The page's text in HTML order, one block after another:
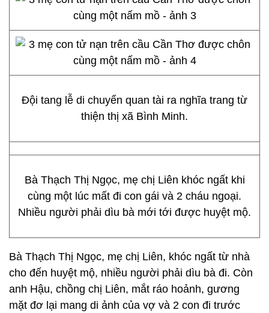
Đội tang lễ di chuyển quan tài ra nghĩa trang từ
thiện thị xã Bình Minh.
Bà Thạch Thị Ngọc, mẹ chị Liên khóc ngất khi
cùng một lúc mất đi con gái và 2 cháu ngoại.
Nhiều người phải dìu bà mới tới được huyệt mộ.
Bà Thạch Thị Ngọc, mẹ chị Liên, khóc ngất từ nhà
cho đến huyệt mộ, nhiều người phải dìu bà đi. Còn
anh Hậu, chồng chị Liên, mắt ráo hoảnh, gương
mặt đơ lại mang di ảnh của vợ và 2 con đi trước